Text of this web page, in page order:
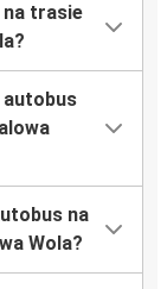
na trasie
na
Wola?